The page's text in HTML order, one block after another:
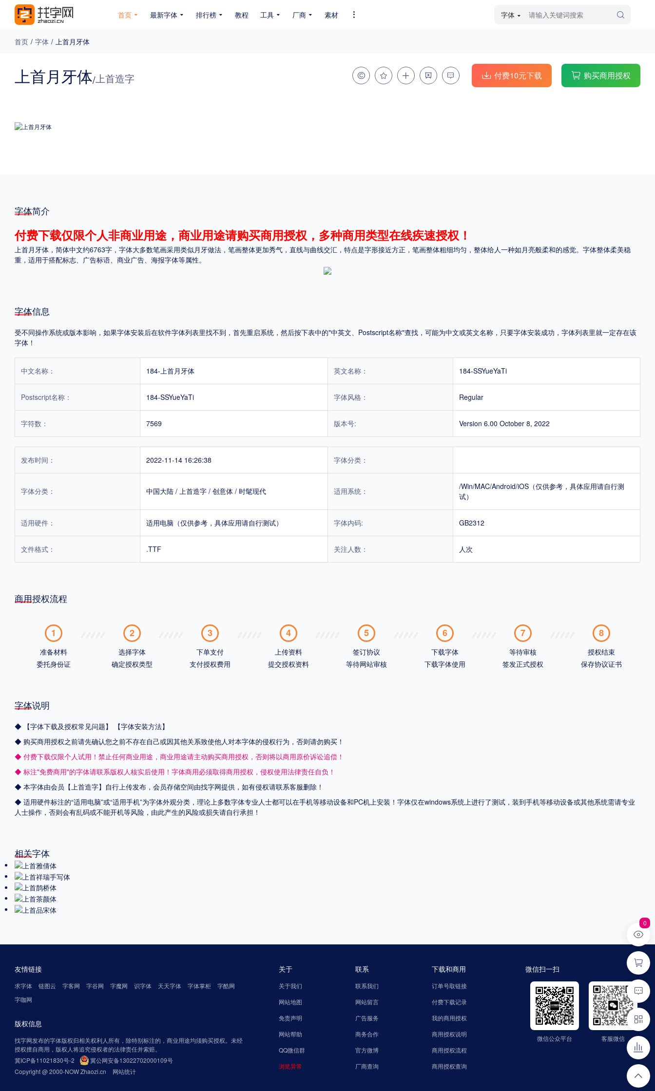
首页 最新字体
免费下载 收费下载 免费商用 BIG5 SHIFT-JIS 硬笔手写 毛笔飞白 粉笔勾绘 个性书体
格式
.TTF .OTF .TTC
平台 地区
排行榜 教程 工具 厂商 素材 字体
首页 / 字体 / 上首月牙体
上首月牙体/上首造字 付费10元下载 购买商用授权
字体简介
付费下载仅限个人非商业用途，商业用途请购买商用授权，多种商用类型在线疾速授权！
上首月牙体，简体中文约6763字，字体大多数笔画采用类似月牙做法，笔画整体更加秀气，直线与曲线交汇，特点是字形接近方正，笔画整体粗细均匀，整体给人一种如月亮般柔和的感觉。字体整体柔美稳
重，适用于搭配标志、广告标语、商业广告、海报字体等属性。
字体信息
受不同操作系统或版本影响，如果字体安装后在软件字体列表里找不到，首先重启系统，然后按下表中的"中英文、Postscript名称"查找，可能为中文或英文名称，只要字体安装成功，字体列表里就一定存在该
字体！
中文名称： 184-上首月牙体 英文名称： 184-SSYueYaTi
Postscript名称： 184-SSYueYaTi 字体风格： Regular
字符数： 7569 版本号: Version 6.00 October 8, 2022
发布时间： 2022-11-14 16:26:38 字体分类：
字体分类： 中国大陆 / 上首造字 / 创意体 / 时髦现代 适用系统：
/Win/MAC/Android/iOS（仅供参考，具体应用请自行测
试）
适用硬件： 适用电脑（仅供参考，具体应用请自行测试） 字体内码: GB2312
文件格式： .TTF 关注人数： 人次
商用授权流程
1
准备材料
委托身份证
2
选择字体
确定授权类型
3
下单支付
支付授权费用
4
上传资料
提交授权资料
5
签订协议
等待网站审核
6
下载字体
下载字体使用
7
等待审核
签发正式授权
8
授权结束
保存协议证书
字体说明
◆ 【字体下载及授权常见问题】
【字体安装方法】
◆ 购买商用授权之前请先确认您之前不存在自己或因其他关系致使他人对本字体的侵权行为，否则请勿购买！
◆ 付费下载仅限个人试用！禁止任何商业用途，商业用途请主动购买商用授权，否则将以商用原价诉讼追偿！
◆ 标注"免费商用"的字体请联系版权人核实后使用！字体商用必须取得商用授权，侵权使用法律责任自负！
◆ 本字体由会员【 上首造字】自行上传发布，会员存储空间由找字网提供，如有侵权请联系客服删除！
◆ 适用硬件标注的“适用电脑”或“适用手机”为字体外观分类，理论上多数字体专业人士都可以在手机等移动设备和PC机上安装！字体仅在windows系统上进行了测试，装到手机等移动设备或其他系统需请专业
人士操作，否则会有乱码或不能开机等风险，由此产生的风险或损失请自行承担！
相关字体
友情链接
求字体 链图云 字客网 字谷网 字魔网 识字体 天天字体 字体掌柜
字酷网
字咖网
版权信息
找字网发布的字体版权归相关权利人所有，除特别标注的，商业用途均须购买授权。未经
授权擅自商用，版权人将追究侵权者的法律责任并索赔。
冀ICP备11021830号-2
冀公网安备13022702000109号
Copyright @ 2000-NOW Zhaozi.cn
网站统计
关于
关于我们
网站地图
免责声明
网站帮助
QQ微信群
浏览异常
联系
联系我们
网站留言
广告服务
商务合作
官方微博
厂商查询
下载和商用
订单号取链接
付费下载记录
我的商用授权
商用授权说明
商用授权流程
商用授权查询
微信扫一扫
微信公众平台 客服微信
0
微信公众平台
公众号：zhaozinet
客服微信
微信号：FindText